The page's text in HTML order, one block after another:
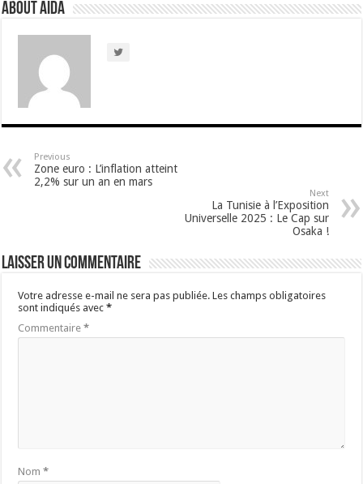
About Aida
Previous
Zone euro : L’inflation atteint
2,2% sur un an en mars
Next
La Tunisie à l’Exposition
Universelle 2025 : Le Cap sur
Osaka !
Laisser un commentaire
Votre adresse e-mail ne sera pas publiée. Les champs obligatoires
sont indiqués avec*
Commentaire*
Nom*